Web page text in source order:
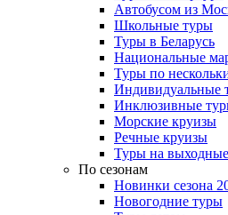
Автобусом из
Школьные туры
Туры в Беларусь
Национальные
Туры по
Индивидуальные
Инклюзивные
Морские круизы
Речные круизы
Туры на выходные
По сезонам
Новинки сезона
Новогодние туры